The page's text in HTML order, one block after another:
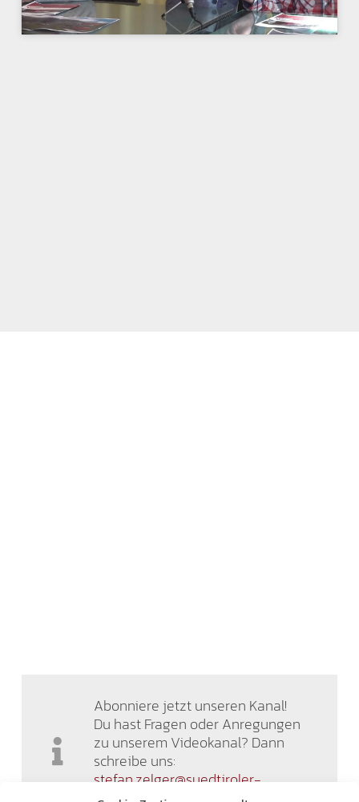
Abonniere jetzt unseren Kanal!
Du hast Fragen oder Anregungen
zu unserem Videokanal? Dann
schreibe uns:
stefan.zelger@suedtiroler-
freiheit.com